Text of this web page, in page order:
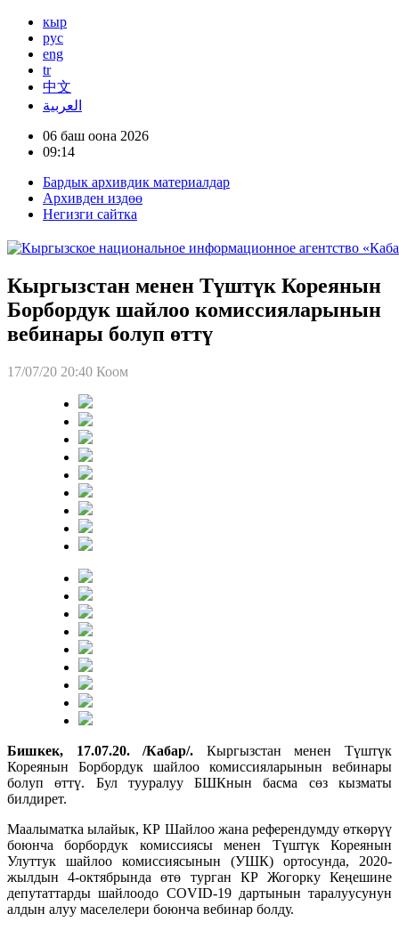
кыр
рус
eng
tr
中文
العربية
06 баш оона 2026
09:14
Бардык архивдик материалдар
Архивден издөө
Негизги сайтка
Кыргызстан менен Түштүк Кореянын
Борбордук шайлоо комиссияларынын
вебинары болуп өттү
17/07/20 20:40 Коом
Бишкек, 17.07.20. /Кабар/. Кыргызстан менен Түштүк
Кореянын Борбордук шайлоо комиссияларынын вебинары
болуп өттү. Бул тууралуу БШКнын басма сөз кызматы
билдирет.
Маалыматка ылайык, КР Шайлоо жана референдумду өткөрүү
боюнча борбордук комиссиясы менен Түштүк Кореянын
Улуттук шайлоо комиссиясынын (УШК) ортосунда, 2020-
жылдын 4-октябрында өтө турган КР Жогорку Кеңешине
депутаттарды шайлоодо COVID-19 дартынын таралуусунун
алдын алуу маселелери боюнча вебинар болду.